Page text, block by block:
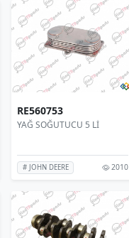
RE560753
YAĞ SOĞUTUCU 5 Lİ
# JOHN DEERE 2010